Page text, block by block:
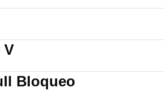
V
Bloqueo